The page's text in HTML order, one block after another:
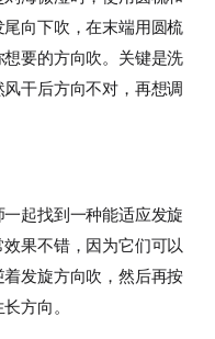
向下吹，在末端用圆梳
要的方向吹。关键是洗
干后方向不对，再想调
起找到一种能适应发旋
果不错，因为它们可以
发旋方向吹，然后再按
方向。